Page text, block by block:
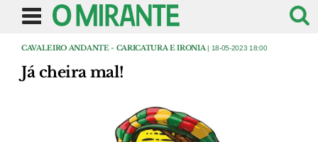
CAVALEIRO ANDANTE - CARICATURA E IRONIA | 18-05-2023 18:00
Já cheira mal!